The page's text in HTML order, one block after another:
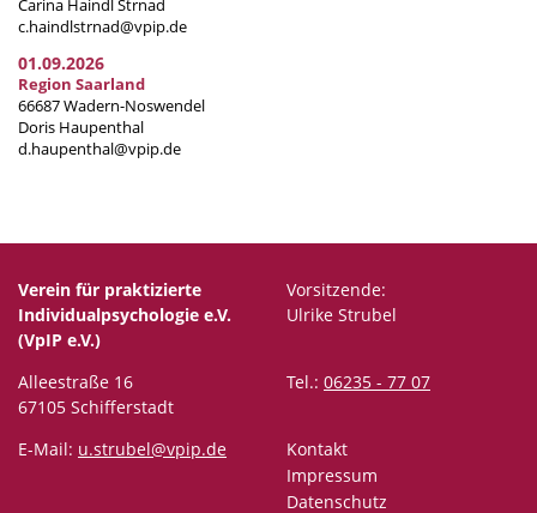
Carina Haindl Strnad
c.haindlstrnad@vpip.de
01.09.2026
Region Saarland
66687 Wadern-Noswendel
Doris Haupenthal
d.haupenthal@vpip.de
Verein für praktizierte
Individualpsychologie e.V.
(VpIP e.V.)
Vorsitzende:
Ulrike Strubel
Alleestraße 16
67105 Schifferstadt
Tel.: 06235 - 77 07
E-Mail: u.strubel@vpip.de
Kontakt
Impressum
Datenschutz